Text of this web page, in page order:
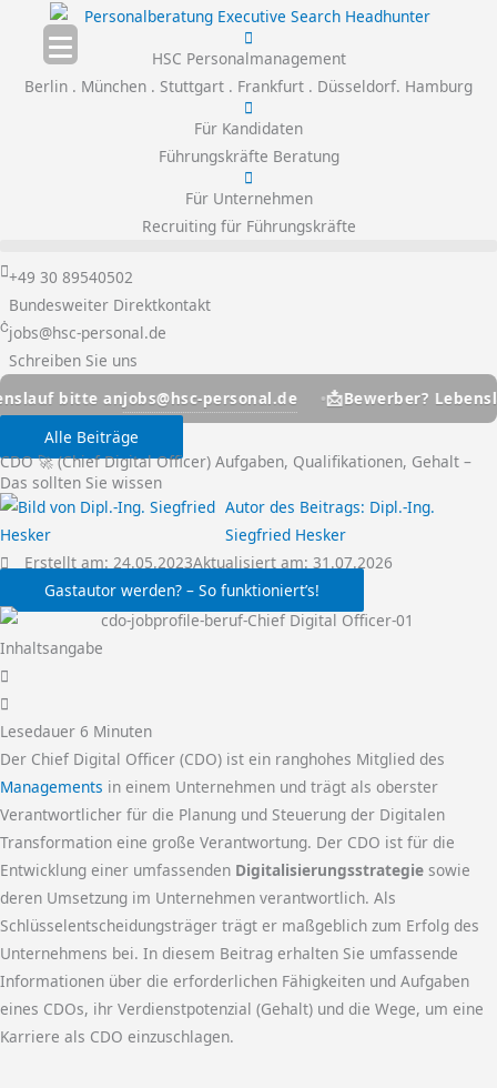
springen
HSC Personalmanagement
Berlin . München . Stuttgart . Frankfurt . Düsseldorf. Hamburg
Für Kandidaten
Führungskräfte Beratung
Für Unternehmen
Recruiting für Führungskräfte
+49 30 89540502
Bundesweiter Direktkontakt
jobs@hsc-personal.de
Schreiben Sie uns
anjobs@hsc-personal.de 📩Bewerber? Lebenslauf
Alle Beiträge
CDO 🚀 (Chief Digital Officer) Aufgaben, Qualifikationen, Gehalt –
Das sollten Sie wissen
Autor des Beitrags: Dipl.-Ing.
Siegfried Hesker
Erstellt am:24.05.2023Aktualisiert am: 31.07.2026
Gastautor werden? – So funktioniert’s!
Inhaltsangabe
Lesedauer 6 Minuten
Der Chief Digital Officer (CDO) ist ein ranghohes Mitglied des
Managements in einem Unternehmen und trägt als oberster
Verantwortlicher für die Planung und Steuerung der Digitalen
Transformation eine große Verantwortung. Der CDO ist für die
Entwicklung einer umfassenden Digitalisierungsstrategie sowie
deren Umsetzung im Unternehmen verantwortlich. Als
Schlüsselentscheidungsträger trägt er maßgeblich zum Erfolg des
Unternehmens bei. In diesem Beitrag erhalten Sie umfassende
Informationen über die erforderlichen Fähigkeiten und Aufgaben
eines CDOs, ihr Verdienstpotenzial (Gehalt) und die Wege, um eine
Karriere als CDO einzuschlagen.